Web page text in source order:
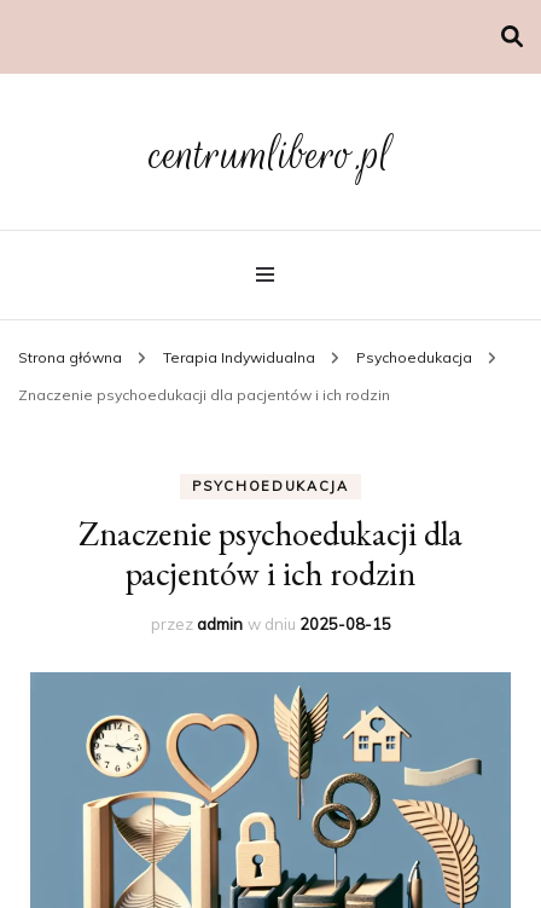
centrumlibero.pl
Strona główna Terapia Indywidualna Psychoedukacja
Znaczenie psychoedukacji dla pacjentów i ich rodzin
PSYCHOEDUKACJA
Znaczenie psychoedukacji dla
pacjentów i ich rodzin
przezadmin w dniu 2025-08-15